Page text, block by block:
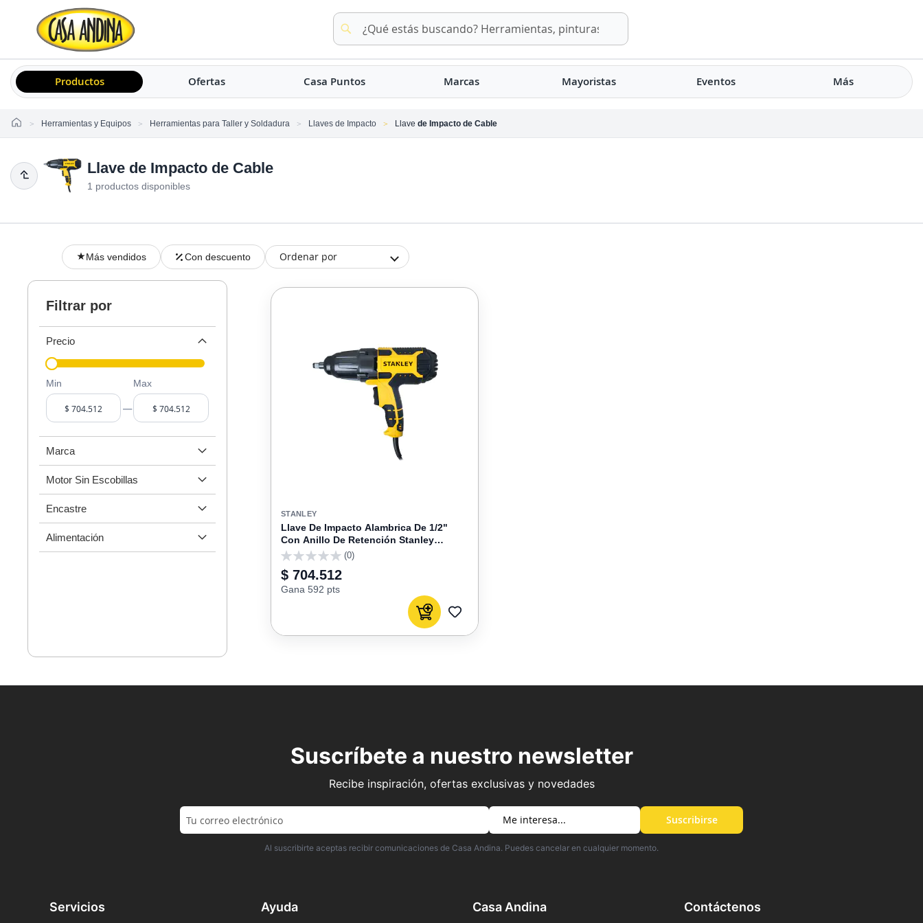
Buscar
Buscar
Productos Ofertas Casa Puntos Marcas Mayoristas Eventos Más
HomeHerramientas y Equipos Herramientas para Taller y Soldadura Llaves de Impacto Llave de Impacto de Cable
Llave de Impacto de Cable
1 productos disponibles
Más vendidos Con descuento Ordenar por
STANLEY
Llave De Impacto Alambrica De 1/2"
Con Anillo De Retención Stanley
SIW901-B3
(0)
$ 704.512
Gana 592 pts
Agregar al carrito
AGREGAR
Filtrar por
Precio
Min
–
Max
Marca
Motor Sin Escobillas
Encastre
Alimentación
Suscríbete a nuestro newsletter
Recibe inspiración, ofertas exclusivas y novedades
Suscribirse
Al suscribirte aceptas recibir comunicaciones de Casa Andina. Puedes cancelar en cualquier momento.
Servicios Ayuda Casa Andina Contáctenos